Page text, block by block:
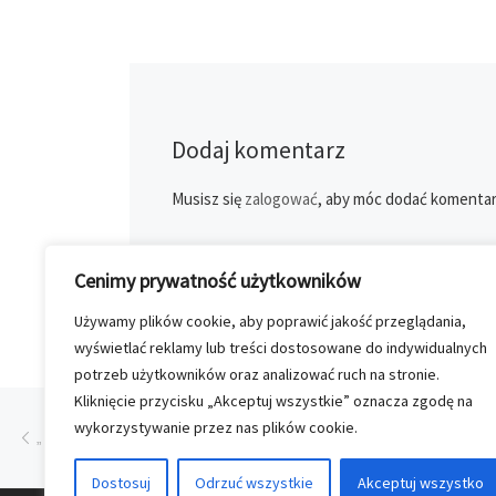
Cenimy prywatność użytkowników
Używamy plików cookie, aby poprawić jakość przeglądania,
wyświetlać reklamy lub treści dostosowane do indywidualnych
potrzeb użytkowników oraz analizować ruch na stronie.
Kliknięcie przycisku „Akceptuj wszystkie” oznacza zgodę na
wykorzystywanie przez nas plików cookie.
Dostosuj Odrzuć wszystkie Akceptuj wszystko
Dodaj komentarz
Musisz się zalogować, aby móc dodać
Przeglądanie Wpisów
Poprzedni post
„KONTYNENTY” – NOWY TYTUŁ AGORY